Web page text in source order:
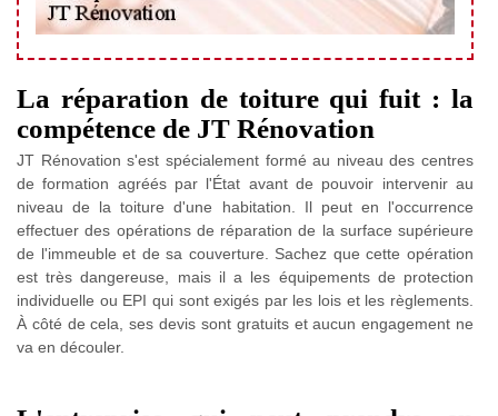
La réparation de toiture qui fuit : la
compétence de JT Rénovation
JT Rénovation s'est spécialement formé au niveau des centres
de formation agréés par l'État avant de pouvoir intervenir au
niveau de la toiture d'une habitation. Il peut en l'occurrence
effectuer des opérations de réparation de la surface supérieure
de l'immeuble et de sa couverture. Sachez que cette opération
est très dangereuse, mais il a les équipements de protection
individuelle ou EPI qui sont exigés par les lois et les règlements.
À côté de cela, ses devis sont gratuits et aucun engagement ne
va en découler.